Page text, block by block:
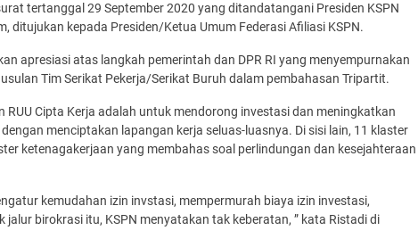
tertanggal 29 September 2020 yang ditandatangani Presiden KSPN
ditujukan kepada Presiden/Ketua Umum Federasi Afiliasi KSPN.
apresiasi atas langkah pemerintah dan DPR RI yang menyempurnakan
Tim Serikat Pekerja/Serikat Buruh dalam pembahasan Tripartit.
Cipta Kerja adalah untuk mendorong investasi dan meningkatkan
menciptakan lapangan kerja seluas-luasnya. Di sisi lain, 11 klaster
ketenagakerjaan yang membahas soal perlindungan dan kesejahteraan
kemudahan izin invstasi, mempermurah biaya izin investasi,
birokrasi itu, KSPN menyatakan tak keberatan, ” kata Ristadi di